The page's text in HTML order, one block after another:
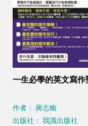
一生必學的英文寫作
作者： 蔣志榆
出版社： 我識出版社